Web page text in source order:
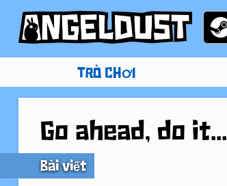
TRÒ CHƠI
Go ahead, do it...
Bài viết